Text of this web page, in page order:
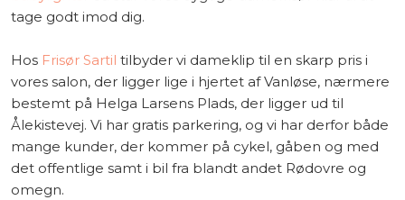
tage godt imod dig.
Hos Frisør Sartil tilbyder vi dameklip til en skarp pris i
vores salon, der ligger lige i hjertet af Vanløse, nærmere
bestemt på Helga Larsens Plads, der ligger ud til
Ålekistevej. Vi har gratis parkering, og vi har derfor både
mange kunder, der kommer på cykel, gåben og med
det offentlige samt i bil fra blandt andet Rødovre og
omegn.